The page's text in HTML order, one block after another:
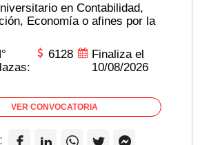
en Contabilidad,
Economía o afines por la
6128
Finaliza el
10/08/2026
VER CONVOCATORIA